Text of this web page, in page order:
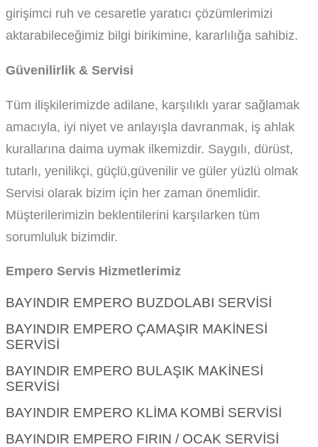
girişimci ruh ve cesaretle yaratıcı çözümlerimizi
aktarabileceğimiz bilgi birikimine, kararlılığa sahibiz.
Güvenilirlik & Servisi
Tüm ilişkilerimizde adilane, karşılıklı yarar sağlamak
amacıyla, iyi niyet ve anlayışla davranmak, iş ahlak
kurallarına daima uymak ilkemizdir. Saygılı, dürüst,
tutarlı, yenilikçi, güçlü,güvenilir ve güler yüzlü olmak
Servisi olarak bizim için her zaman önemlidir.
Müşterilerimizin beklentilerini karşılarken tüm
sorumluluk bizimdir.
Empero Servis Hizmetlerimiz
BAYINDIR EMPERO BUZDOLABI SERVISI
BAYINDIR EMPERO ÇAMAŞIR MAKINESI
SERVISI
BAYINDIR EMPERO BULAŞIK MAKINESI
SERVISI
BAYINDIR EMPERO KLIMA KOMBI SERVISI
BAYINDIR EMPERO FIRIN / OCAK SERVISI